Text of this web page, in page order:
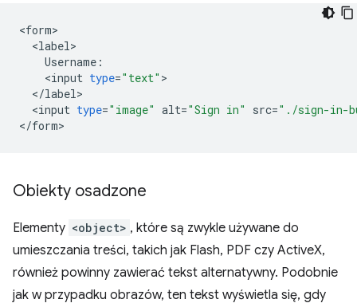
<form
<label
Username :
<input type="text"
</label
<input type="image" alt="Sign in" src="./sign-in-
</form
Obiekty osadzone
Elementy <object> , które są zwykle używane do
umieszczania treści, takich jak Flash, PDF czy ActiveX,
również powinny zawierać tekst alternatywny. Podobnie
jak w przypadku obrazów, ten tekst wyświetla się, gdy